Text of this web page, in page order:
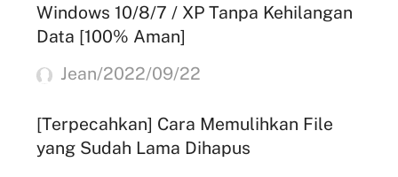
Windows 10/8/7 / XP Tanpa Kehilangan
Data [100% Aman]
Jean/2022/09/22
[Terpecahkan] Cara Memulihkan File
yang Sudah Lama Dihapus